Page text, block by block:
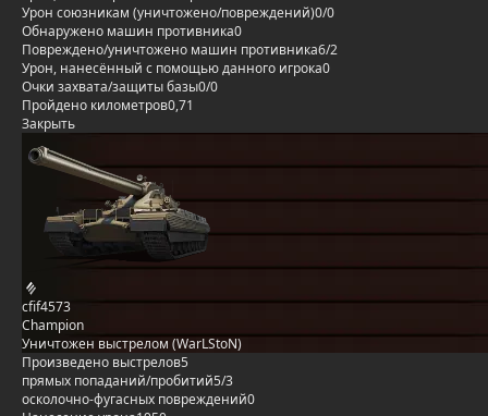
Урон союзникам (уничтожено/повреждений)0/0
Обнаружено машин противника0
Повреждено/уничтожено машин противника6/2
Урон, нанесённый с помощью данного игрока0
Очки захвата/защиты базы0/0
Пройдено километров0,71
Закрыть
cfif4573
Champion
Уничтожен выстрелом (WarLStoN)
Произведено выстрелов5
прямых попаданий/пробитий5/3
осколочно-фугасных повреждений0